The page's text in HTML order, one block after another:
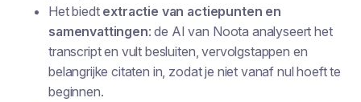
Het biedt extractie van actiepunten en
samenvattingen: de AI van Noota analyseert het
transcript en vult besluiten, vervolgstappen en
belangrijke citaten in, zodat je niet vanaf nul hoeft te
beginnen.